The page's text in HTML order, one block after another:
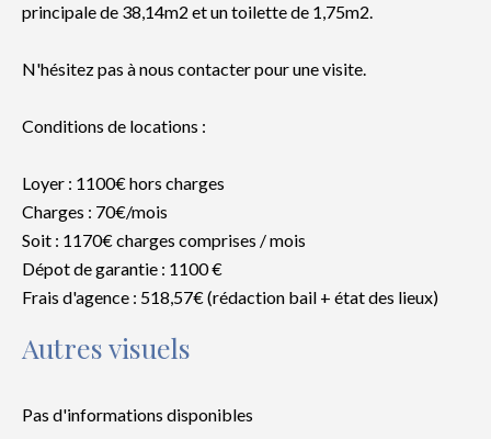
principale de 38,14m2 et un toilette de 1,75m2.
N'hésitez pas à nous contacter pour une visite.
Conditions de locations :
Loyer : 1100€ hors charges
Charges : 70€/mois
Soit : 1170€ charges comprises / mois
Dépot de garantie : 1100 €
Frais d'agence : 518,57€ (rédaction bail + état des lieux)
Autres visuels
Pas d'informations disponibles